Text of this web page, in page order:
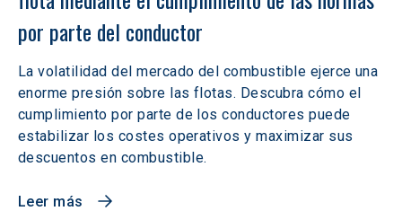
por parte del conductor
La volatilidad del mercado del combustible ejerce una
enorme presión sobre las flotas. Descubra cómo el
cumplimiento por parte de los conductores puede
estabilizar los costes operativos y maximizar sus
descuentos en combustible.
Leer más